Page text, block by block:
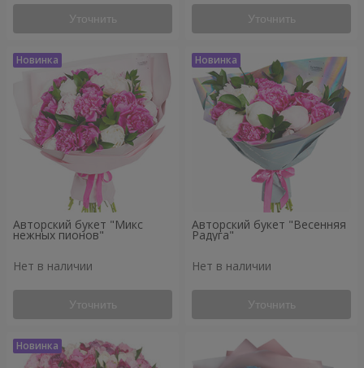
Уточнить Уточнить
Авторский букет "Микс
нежных пионов"
Нет в наличии
Уточнить
Авторский букет "Весенняя
Радуга"
Нет в наличии
Уточнить